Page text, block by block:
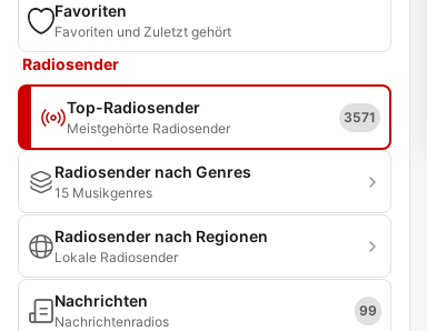
Favoriten
Favoriten und Zuletzt gehört
Radiosender
Top-Radiosender
Meistgehörte Radiosender
3571
Radiosender nach Genres
15 Musikgenres
Radiosender nach Regionen
Lokale Radiosender
Nachrichten
Nachrichtenradios
99